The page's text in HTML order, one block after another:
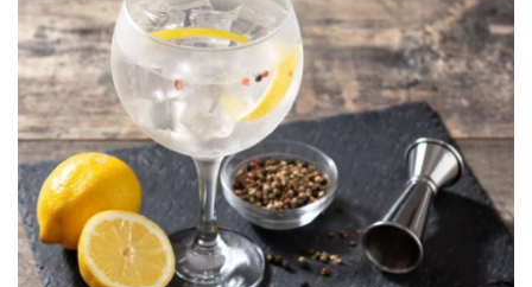
Leyes
Literatura
Moda
y
Tendencias
Naturaleza